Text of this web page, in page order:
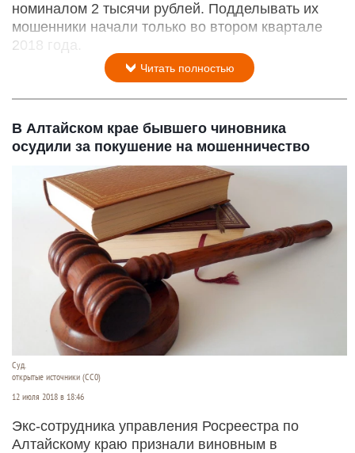
номиналом 2 тысячи рублей. Подделывать их
мошенники начали только во втором квартале
2018 года.
Читать полностью
В Алтайском крае бывшего чиновника
осудили за покушение на мошенничество
Суд.
открытые источники (CC0)
12 июля 2018 в 18:46
Экс-сотрудника управления Росреестра по
Алтайскому краю признали виновным в